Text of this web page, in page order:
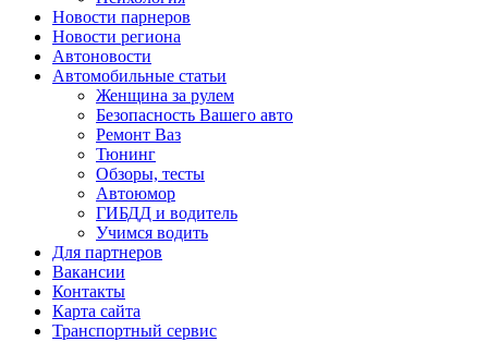
Новости парнеров
Новости региона
Автоновости
Автомобильные статьи
Женщина за рулем
Безопасность Вашего авто
Ремонт Ваз
Тюнинг
Обзоры, тесты
Автоюмор
ГИБДД и водитель
Учимся водить
Для партнеров
Вакансии
Контакты
Карта сайта
Транспортный сервис